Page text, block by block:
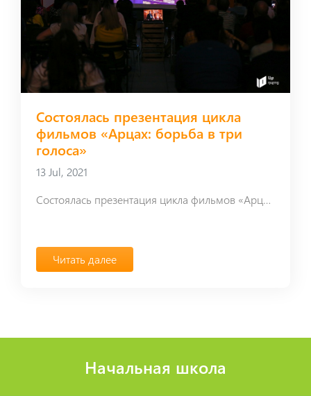
Состоялась презентация цикла
фильмов «Арцах: борьба в три
голоса»
13 Jul, 2021
Состоялась презентация цикла фильмов «Арцах: борьба в три голоса»
Читать далее
Начальная школа